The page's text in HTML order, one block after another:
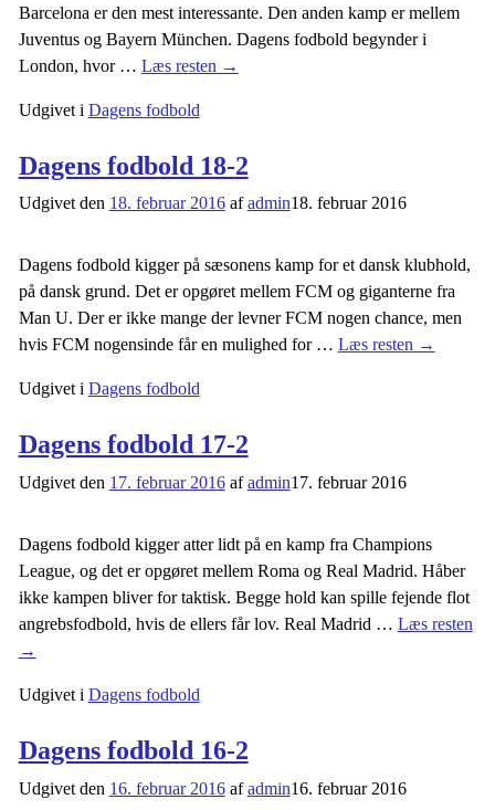
Barcelona er den mest interessante. Den anden kamp er mellem
Juventus og Bayern München. Dagens fodbold begynder i
London, hvor … Læs resten →
Udgivet i Dagens fodbold
Dagens fodbold 18-2
Udgivet den 18. februar 2016 afadmin18. februar 2016
Dagens fodbold kigger på sæsonens kamp for et dansk klubhold,
på dansk grund. Det er opgøret mellem FCM og giganterne fra
Man U. Der er ikke mange der levner FCM nogen chance, men
hvis FCM nogensinde får en mulighed for … Læs resten →
Udgivet i Dagens fodbold
Dagens fodbold 17-2
Udgivet den 17. februar 2016 afadmin17. februar 2016
Dagens fodbold kigger atter lidt på en kamp fra Champions
League, og det er opgøret mellem Roma og Real Madrid. Håber
ikke kampen bliver for taktisk. Begge hold kan spille fejende flot
angrebsfodbold, hvis de ellers får lov. Real Madrid … Læs resten
→
Udgivet i Dagens fodbold
Dagens fodbold 16-2
Udgivet den 16. februar 2016 afadmin16. februar 2016